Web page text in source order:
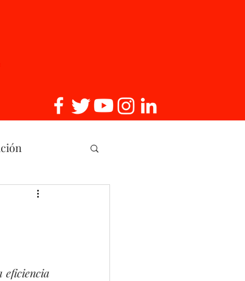
eficiencia